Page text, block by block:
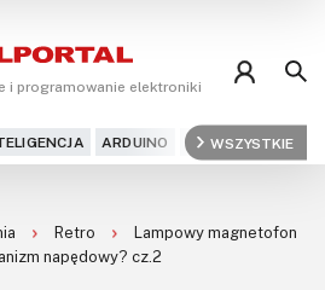
i programowanie elektroniki
ARDUINO ARM AUDIO
WSZYSTKIE
Retro
Lampowy magnetofon
napędowy? cz.2